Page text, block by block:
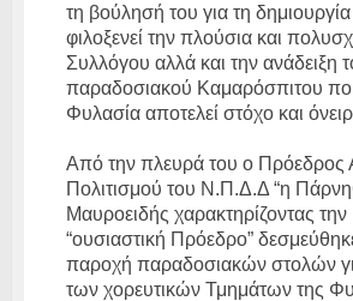
τη βούλησή του για τη
φιλοξενεί την πλούσια και
Συλλόγου αλλά και την ανάδειξη
παραδοσιακού Καμαρόσπιτου
Φυλασία αποτελεί στόχο και
Από την πλευρά του ο Πρόεδρος
Πολιτισμού του Ν.Π.Δ.Δ “η
Μαυροειδής χαρακτηρίζοντας
“ουσιαστική Πρόεδρο”
παροχή παραδοσιακών στολών
των χορευτικών Τμημάτων της